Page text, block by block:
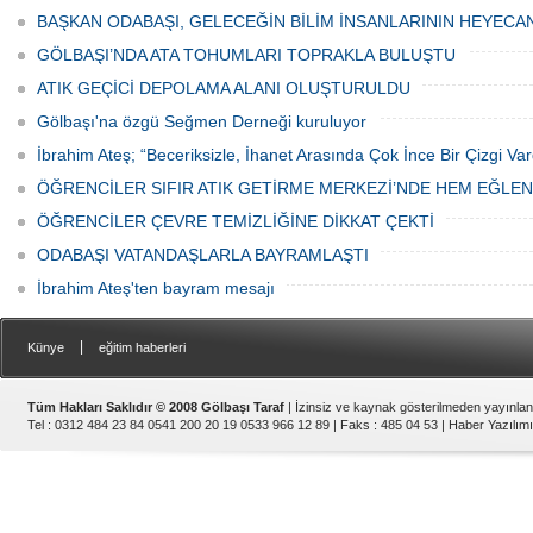
canından bezdi.
BAŞKAN ODABAŞI, GELECEĞİN BİLİM İNSANLARININ
GÖLBAŞI’NDA ATA TOHUMLARI TOPRAKLA BULUŞTU
ATIK GEÇİCİ DEPOLAMA ALANI OLUŞTURULDU
Gölbaşı'na özgü Seğmen Derneği kuruluyor
İbrahim Ateş; “Beceriksizle, İhanet Arasında Çok İnce Bir Çizgi
ÖĞRENCİLER SIFIR ATIK GETİRME MERKEZİ’NDE HEM
ÖĞRENCİLER ÇEVRE TEMİZLİĞİNE DİKKAT ÇEKTİ
ODABAŞI VATANDAŞLARLA BAYRAMLAŞTI
İbrahim Ateş'ten bayram mesajı
Künye eğitim haberleri
Tüm Hakları Saklıdır © 2008 Gölbaşı Taraf | İzinsiz ve kaynak gösterilmeden
Tel : 0312 484 23 84 0541 200 20 19 0533 966 12 89 | Faks : 485 04 53 | Haber Yazılımı